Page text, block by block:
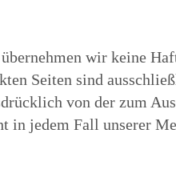
wir keine
Seiten sind
von der zum
in jedem Fall unserer